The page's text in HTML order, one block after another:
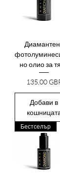
но олио за
Цена
135,00
Добави в
Бестселър